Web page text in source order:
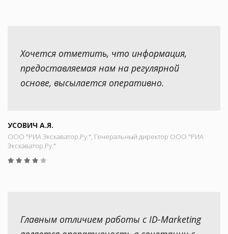
Хочется отметить, что информация,
предоставляемая нам на регулярной
основе, высылается оперативно.
УСОВИЧ А.Я.
ООО "РИА Экскаватор.Ру.", Генеральный директор ООО "РИА
Экскаватор.Ру."
Главным отличием работы с ID-Marketing